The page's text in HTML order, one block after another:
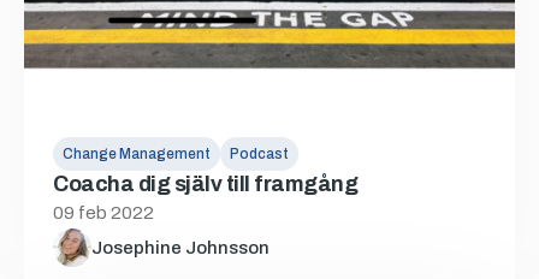
Change Management Podcast
Coacha dig själv till framgång
09 feb 2022
Josephine Johnsson